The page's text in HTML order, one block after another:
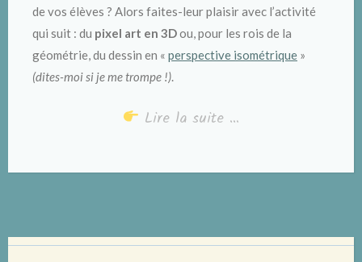
de vos élèves ? Alors faites-leur plaisir avec l’activité
qui suit : du pixel art en 3Dou, pour les rois de la
géométrie, du dessin en « perspective isométrique »
(dites-moi si je me trompe !).
Lire la suite …